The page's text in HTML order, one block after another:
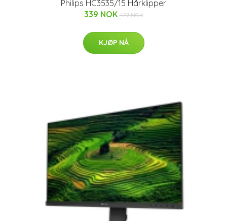
Philips HC3535/15 Hårklipper
339 NOK 427 NOK
KJØP NÅ